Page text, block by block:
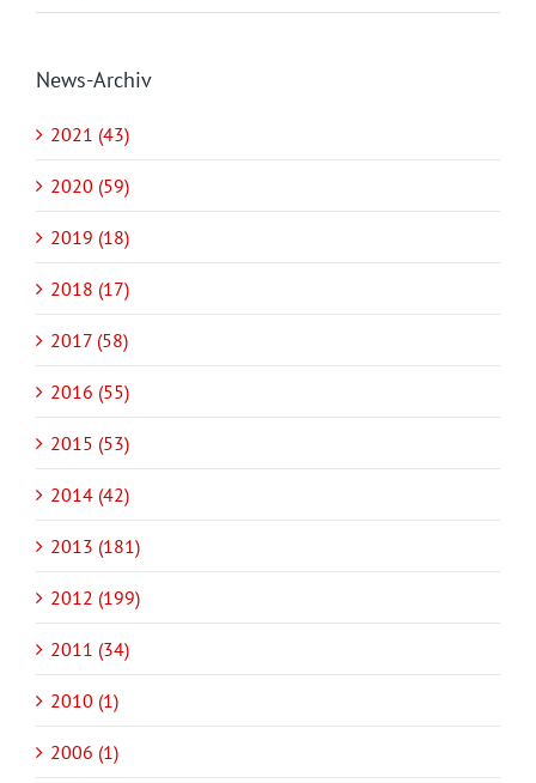
News-Archiv
2021 (43)
2020 (59)
2019 (18)
2018 (17)
2017 (58)
2016 (55)
2015 (53)
2014 (42)
2013 (181)
2012 (199)
2011 (34)
2010 (1)
2006 (1)